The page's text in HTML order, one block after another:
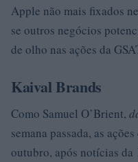
Apple não mais fixados
se outros negócios
de olho nas ações da
Kaival Brands
Como Samuel O’Brient,
semana passada, as
outubro, após notícias da